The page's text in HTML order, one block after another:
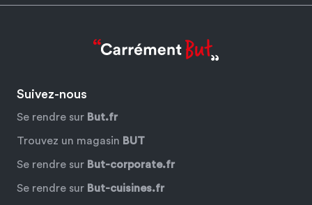
Suivez-nous
Se rendre sur But.fr
Trouvez un magasin BUT
Se rendre sur But-corporate.fr
Se rendre sur But-cuisines.fr